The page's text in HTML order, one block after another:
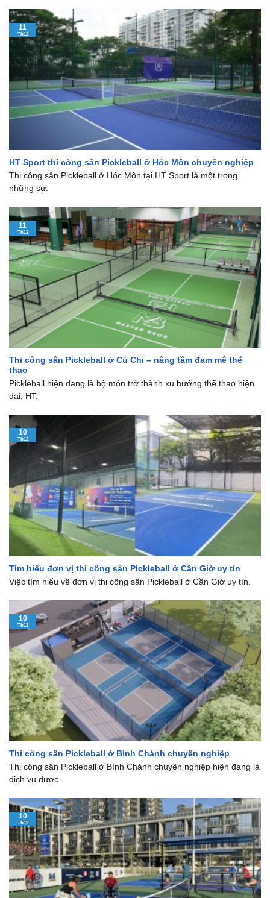
HT Sport thi công sân Pickleball ở Hóc Môn chuyên nghiệp
Thi công sân Pickleball ở Hóc Môn tại HT Sport là một trong
những sự.
11
Th12
Thi công sân Pickleball ở Củ Chi – nâng tầm đam mê thể
thao
Pickleball hiện đang là bộ môn trở thành xu hướng thể thao hiện
đại, HT.
11
Th12
Tìm hiểu đơn vị thi công sân Pickleball ở Cần Giờ uy tín
Việc tìm hiểu về đơn vị thi công sân Pickleball ở Cần Giờ uy tín.
10
Th12
Thi công sân Pickleball ở Bình Chánh chuyên nghiệp
Thi công sân Pickleball ở Bình Chánh chuyên nghiệp hiện đang là
dịch vụ được.
10
Th12
10
Th12